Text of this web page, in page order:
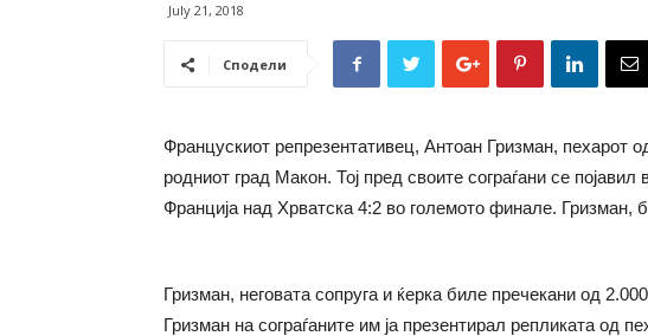
July 21, 2018
Сподели
Францускиот репрезентативец, Антоан Гризман, пехарот
родниот град Макон. Тој пред своите сограѓани се
Франција над Хрватска 4:2 во големото финале. Гризман,
Гризман, неговата сопруга и ќерка биле пречекани од
Гризман на сограѓаните им ја презентирал репликата од